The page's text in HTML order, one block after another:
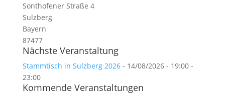
Sonthofener Straße 4
Sulzberg
Bayern
87477
Nächste Veranstaltung
Stammtisch in Sulzberg 2026- 14/08/2026 - 19:00 -
23:00
Kommende Veranstaltungen